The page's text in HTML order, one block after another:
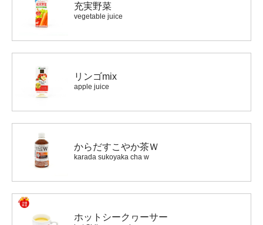
充実野菜
vegetable juice
リンゴmix
apple juice
からだすこやか茶Ｗ
karada sukoyaka cha w
ホットシークヮーサー